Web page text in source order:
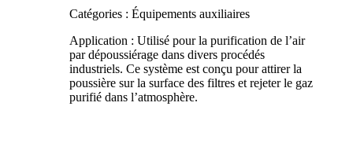
Catégories : Équipements auxiliaires
Application : Utilisé pour la purification de l’air
par dépoussiérage dans divers procédés
industriels. Ce système est conçu pour attirer la
poussière sur la surface des filtres et rejeter le gaz
purifié dans l’atmosphère.